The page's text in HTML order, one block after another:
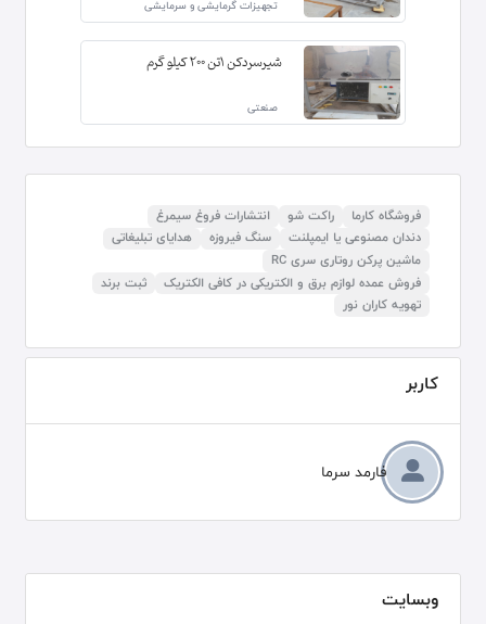
تجهیزات گرمایشی و سرمایشی
شیرسردکن 1تن 200 کیلو گرم
صنعتی
فروشگاه کارما راکت شو
انتشارات فروغ سیمرغ
دندان مصنوعی یا ایمپلنت
سنگ فیروزه
هدایای تبلیغاتی
ماشین پرکن روتاری سری RC
فروش عمده لوازم برق و الکتریکی در کافی الکتریک
ثبت برند
تهویه کاران نور
کاربر
فارمد سرما
وبسایت